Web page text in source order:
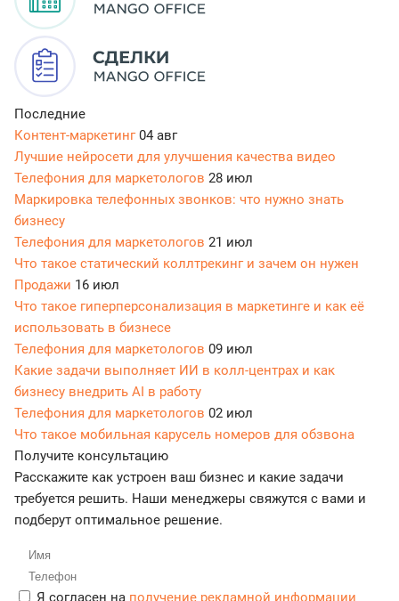
Последние
Контент-маркетинг04 авг
Лучшие нейросети для улучшения качества видео
Телефония для маркетологов 28 июл
Маркировка телефонных звонков: что нужно знать
бизнесу
Телефония для маркетологов 21 июл
Что такое статический коллтрекинг и зачем он нужен
Продажи 16 июл
Что такое гиперперсонализация в маркетинге и как её
использовать в бизнесе
Телефония для маркетологов 09 июл
Какие задачи выполняет ИИ в колл-центрах и как
бизнесу внедрить AI в работу
Телефония для маркетологов 02 июл
Что такое мобильная карусель номеров для обзвона
Получите консультацию
Расскажите как устроен ваш бизнес и какие задачи
требуется решить. Наши менеджеры свяжутся с вами и
подберут оптимальное решение.
Я согласен на получение рекламной информации